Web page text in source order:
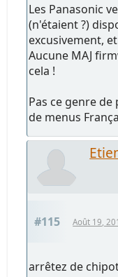
Les Panasonic
(n'étaient ?)
excusivement,
Aucune MAJ
cela !
Pas ce genre de
de menus
#115 Août 19,
arrêtez de